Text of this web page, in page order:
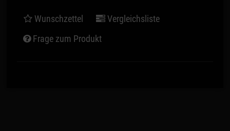
Wunschzettel
Vergleichsliste
Frage zum Produkt